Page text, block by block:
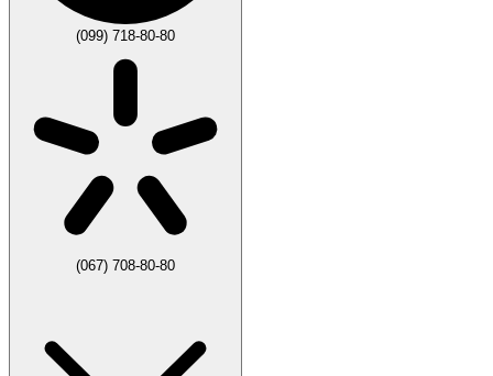
(099) 718-80-80
(067) 708-80-80